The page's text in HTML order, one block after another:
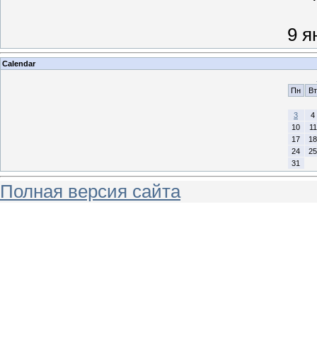
9
Calendar
Пн
Вт
3
4
10
11
17
18
24
25
31
Полная версия сайта